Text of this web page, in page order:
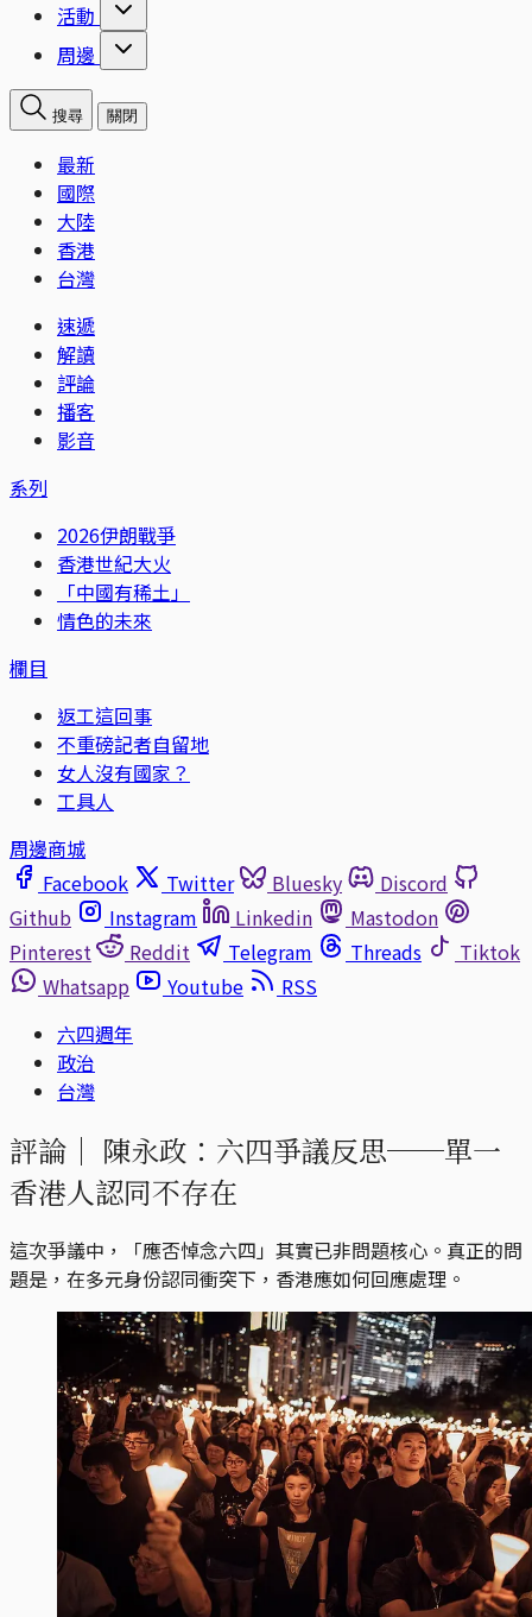
活動
周邊
搜尋 關閉
最新
國際
大陸
香港
台灣
速遞
解讀
評論
播客
影音
系列
2026伊朗戰爭
香港世紀大火
「中國有稀土」
情色的未來
欄目
返工這回事
不重磅記者自留地
女人沒有國家？
工具人
周邊商城
Facebook
Twitter Bluesky
Discord
Github
Instagram Linkedin
Mastodon
Pinterest
Reddit Telegram Threads
Tiktok
Whatsapp
Youtube
RSS
六四週年
政治
台灣
評論｜ 陳永政：六四爭議反思──單一
香港人認同不存在
這次爭議中，「應否悼念六四」其實已非問題核心。真正的問
題是，在多元身份認同衝突下，香港應如何回應處理。